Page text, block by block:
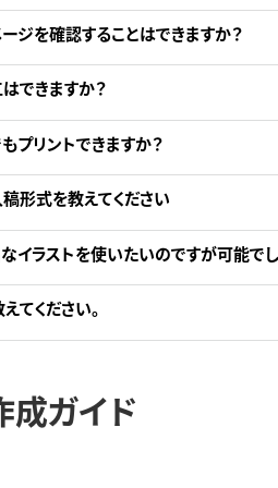
ジを確認することはできますか？
できますか？
プリントできますか？
形式を教えてください
イラストを使いたいのですが可能でし
てください。
成ガイド